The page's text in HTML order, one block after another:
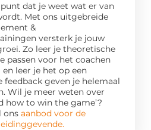
dat je weet wat er van
Met ons uitgebreide
&
versterk je jouw
Zo leer je theoretische
passen voor het coachen
leer je het op een
feedback geven je helemaal
Wil je meer weten over
how to win the game’?
ons aanbod voor de